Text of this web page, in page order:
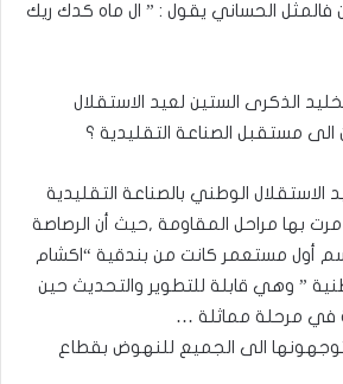
فالمثل الحساني يقول : ” ال ماه كدك ريك
الذكرى الستين لعيد الاستقلال
مستقبل الصناعة التقليدية ؟
الاستقلال الوطني بالصناعة التقليدية
بها مراحل المقاومة ,حيث أن الرصاصة
أول مستعمر كانت من بندقية “اكشام
” وهي قابلة للتطوير والتحديث حين
في مرحلة مماثلة …
الى الجميع للنهوض بقطاع